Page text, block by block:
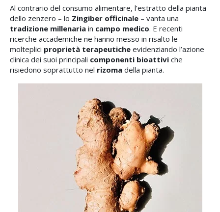
Al contrario del consumo alimentare, l’estratto della pianta
dello zenzero – lo Zingiber officinale – vanta una
tradizione millenaria in campo medico. E recenti
ricerche accademiche ne hanno messo in risalto le
molteplici proprietà terapeutiche evidenziando l’azione
clinica dei suoi principali componenti bioattivi che
risiedono soprattutto nel rizoma della pianta.